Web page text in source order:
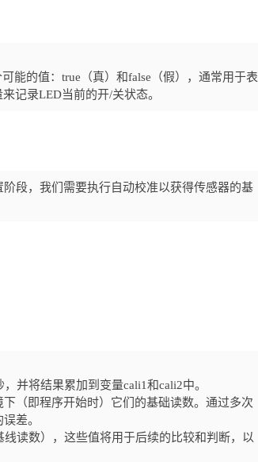
能的值：true（真）和false（假），通常用于表
记录LED当前的开/关状态。
段，我们需要执行自动校准以获得传感器的基
并将结果累加到变量cali1和cali2中。
（即程序开始时）它们的基础读数。通过多次
差。
读数），这些值将用于后续的比较和判断，以